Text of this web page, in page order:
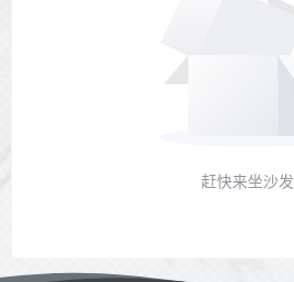
赶快来坐沙发